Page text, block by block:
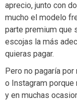
aprecio, junto con
mucho el modelo
parte premium que
escojas la más
quieras pagar.
Pero no pagaría
o Instagram
y en muchas